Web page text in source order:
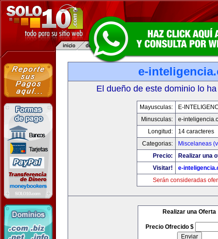
e-
El dueño de este dominio lo
Mayusculas:
E-
Minusculas:
e-
Longitud:
14 caracteres
Categorias:
Miscelaneas
Precio:
Realizar una
Visitar!
e-
Serán consideradas
Realizar una Oferta
Precio Ofrecido $